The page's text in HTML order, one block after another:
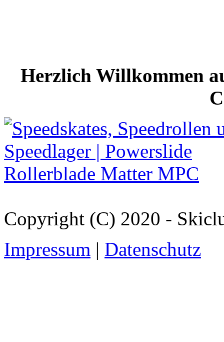
Herzlich Willkommen
Copyright (C) 2020 -
Impressum | Datenschutz